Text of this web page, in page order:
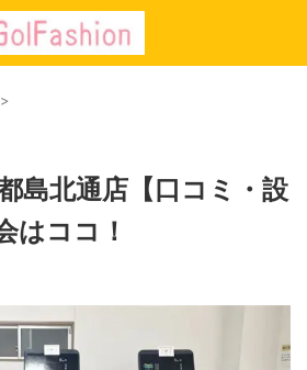
>
島北通店【口コミ・設
はココ！